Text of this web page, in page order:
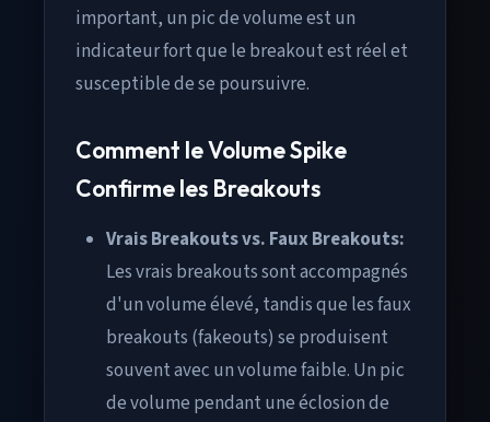
important, un pic de volume est un
indicateur fort que le breakout est réel et
susceptible de se poursuivre.
Comment le Volume Spike
Confirme les Breakouts
Vrais Breakouts vs. Faux Breakouts:
Les vrais breakouts sont accompagnés
d'un volume élevé, tandis que les faux
breakouts (fakeouts) se produisent
souvent avec un volume faible. Un pic
de volume pendant une éclosion de